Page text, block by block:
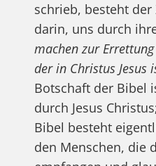
schrieb, besteht der
darin, uns durch
machen zur
der in Christus Jesus
Botschaft der Bibel
durch Jesus
Bibel besteht
den Menschen, die